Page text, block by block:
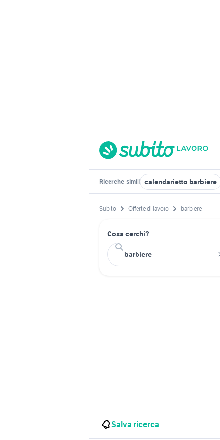
Ricerche simili calendarietto barbiere
Subito Offerte di lavoro barbiere
Cosa cerchi?
Salva ricerca